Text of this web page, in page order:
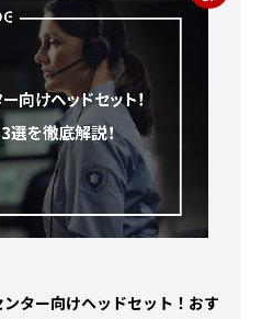
ンター向けヘッドセット！おす